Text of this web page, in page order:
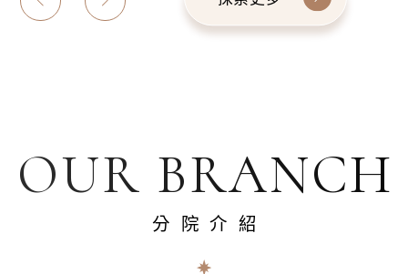
OUR BRANCH
分院介紹